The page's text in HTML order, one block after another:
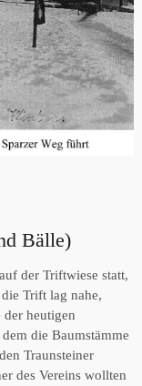
Bälle)
der Triftwiese statt,
Trift lag nahe,
heutigen
die Baumstämme
Traunsteiner
des Vereins wollten